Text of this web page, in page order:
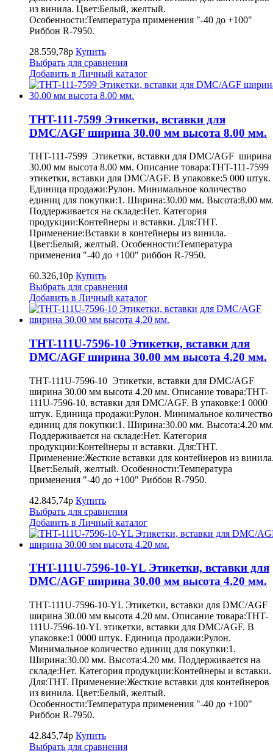
из винила. Цвет:Белый, желтый.
Особенности:Температура применения "-40 до +100"
Риббон R-7950.
28.559,78р Купить
Выбрать для сравнения
Добавить в Личный каталог
THT-111-7599 Этикетки, вставки для
DMC/AGF ширина 30.00 мм высота 8.00 мм.
THT-111-7599 Этикетки, вставки для DMC/AGF ширина
30.00 мм высота 8.00 мм. Описание товара:THT-111-7599
этикетки, вставки для DMC/AGF. В упаковке:5 000 штук.
Единица продажи:Рулон. Минимальное количество
единиц для покупки:1. Ширина:30.00 мм. Высота:8.00
Поддерживается на складе:Нет. Категория
продукции:Контейнеры и вставки. Для:THT.
Применение:Вставки в контейнеры из винила.
Цвет:Белый, желтый. Особенности:Температура
применения "-40 до +100" риббон R-7950.
60.326,10р Купить
Выбрать для сравнения
Добавить в Личный каталог
THT-111U-7596-10 Этикетки, вставки для
DMC/AGF ширина 30.00 мм высота 4.20 мм.
THT-111U-7596-10 Этикетки, вставки для DMC/AGF
ширина 30.00 мм высота 4.20 мм. Описание товара:THT-
111U-7596-10, вставки для DMC/AGF. В упаковке:1 0000
штук. Единица продажи:Рулон. Минимальное количество
единиц для покупки:1. Ширина:30.00 мм. Высота:4.20
Поддерживается на складе:Нет. Категория
продукции:Контейнеры и вставки. Для:THT.
Применение:Жесткие вставки для контейнеров из
Цвет:Белый, желтый. Особенности:Температура
применения "-40 до +100" Риббон R-7950.
42.845,74р Купить
Выбрать для сравнения
Добавить в Личный каталог
THT-111U-7596-10-YL Этикетки, вставки для
DMC/AGF ширина 30.00 мм высота 4.20 мм.
THT-111U-7596-10-YL Этикетки, вставки для DMC/AGF
ширина 30.00 мм высота 4.20 мм. Описание товара:THT-
111U-7596-10-YL этикетки, вставки для DMC/AGF. В
упаковке:1 0000 штук. Единица продажи:Рулон.
Минимальное количество единиц для покупки:1.
Ширина:30.00 мм. Высота:4.20 мм. Поддерживается на
складе:Нет. Категория продукции:Контейнеры и вставки.
Для:THT. Применение:Жесткие вставки для контейнеров
из винила. Цвет:Белый, желтый.
Особенности:Температура применения "-40 до +100"
Риббон R-7950.
42.845,74р Купить
Выбрать для сравнения